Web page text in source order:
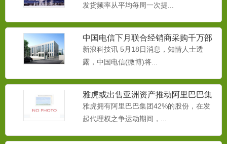
发货频率从平均每周一次提...
中国电信下月联合经销商采购千万部
智能手机
新浪科技讯 5月18日消息，知情人士透
露，中国电信(微博)将...
雅虎或出售亚洲资产推动阿里巴巴集
团IPO
雅虎拥有阿里巴巴集团42%的股份，在发
起代理权之争运动期间，...
为减缓本品对桥梁、路牌、挡板、汽车底
牌等金属物的腐蚀，而生产...
中央空调防冻液